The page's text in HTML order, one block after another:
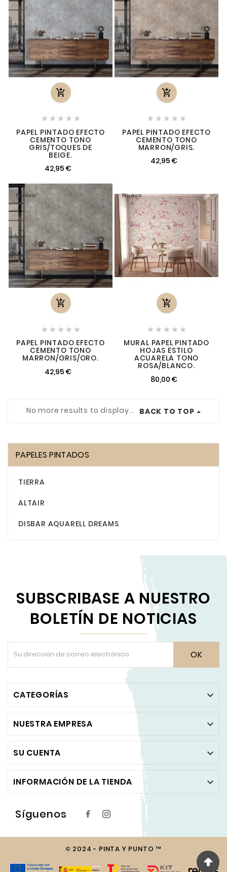

    
PAPEL PINTADO EFECTO
CEMENTO TONO
GRIS/TOQUES DE
BEIGE.
42,95 €

    
PAPEL PINTADO EFECTO
CEMENTO TONO
MARRON/GRIS.
42,95 €
Nuevo

    
PAPEL PINTADO EFECTO
CEMENTO TONO
MARRON/GRIS/ORO.
42,95 €
Nuevo

    
MURAL PAPEL PINTADO
HOJAS ESTILO
ACUARELA TONO
ROSA/BLANCO.
80,00 €
No more results to display... BACK TO TOP
PAPELES PINTADOS
TIERRA
ALTAIR
DISBAR AQUARELL DREAMS
SUBSCRIBASE A NUESTRO
BOLETÍN DE NOTICIAS
OK
CATEGORÍAS 
NUESTRA EMPRESA 
SU CUENTA 
INFORMACIÓN DE LA TIENDA 
Síguenos
© 2024 - PINTA Y PUNTO ™